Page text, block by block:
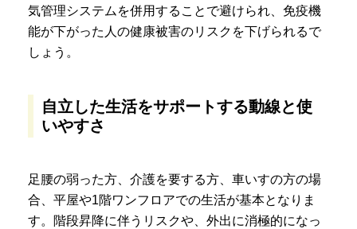
気管理システムを併用することで避けられ、免疫機
能が下がった人の健康被害のリスクを下げられるで
しょう。
自立した生活をサポートする動線と使
いやすさ
足腰の弱った方、介護を要する方、車いすの方の場
合、平屋や1階ワンフロアでの生活が基本となりま
す。階段昇降に伴うリスクや、外出に消極的になっ